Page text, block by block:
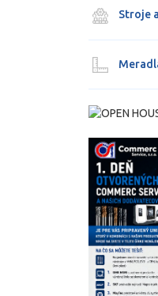
Stroje